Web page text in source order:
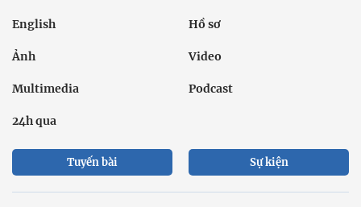
English Hồ sơ
Ảnh Video
Multimedia Podcast
24h qua
Tuyến bài Sự kiện